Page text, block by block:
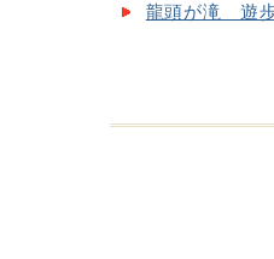
龍頭が滝 遊